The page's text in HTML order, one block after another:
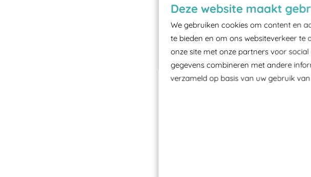
Deze website maakt
We gebruiken cookies om content en
te bieden en om ons websiteverkeer
onze site met onze partners voor
gegevens combineren met andere
verzameld op basis van uw gebruik